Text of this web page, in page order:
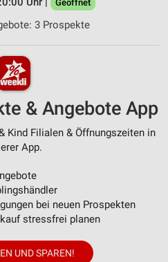
Geöffnet
3 Prospekte
& Angebote App
Kind Filialen & Öffnungszeiten in
App.
bei neuen Prospekten
stressfrei planen
UND SPAREN!